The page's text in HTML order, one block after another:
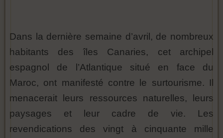
Dans la dernière semaine d’avril, de nombreux
habitants des îles Canaries, cet archipel
espagnol de l’Atlantique situé en face du
Maroc, ont manifesté contre le surtourisme. Il
menacerait leurs ressources naturelles, leurs
paysages et leur cadre de vie. Les
revendications des vingt à cinquante mille